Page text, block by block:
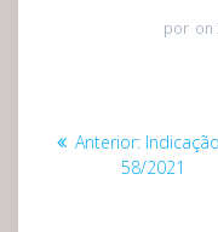
por on
Anterior: Post
anterior:
58/2021